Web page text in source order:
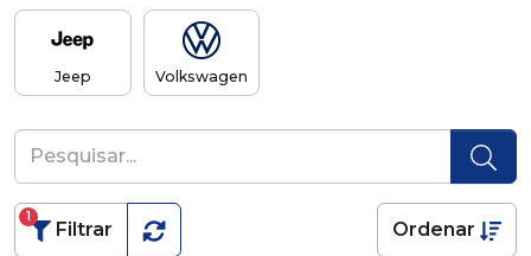
Jeep Volkswagen
Filtrar
1
Ordenar